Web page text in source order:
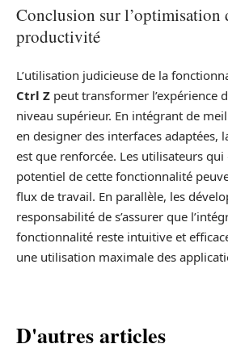
Conclusion sur l’optimisation
productivité
L’utilisation judicieuse de la
Ctrl Z peut transformer l’expérience
niveau supérieur. En intégrant de
en designer des interfaces adaptées,
est que renforcée. Les utilisateurs
potentiel de cette fonctionnalité
flux de travail. En parallèle, les
responsabilité de s’assurer que
fonctionnalité reste intuitive et
une utilisation maximale des
D'autres articles